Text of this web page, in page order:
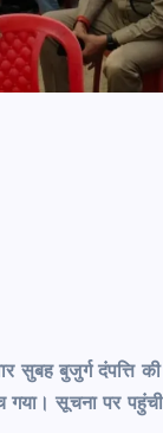
बुजुर्ग दंपत्ति
सूचना पर